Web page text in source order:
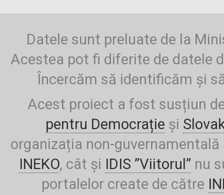
Datele sunt preluate de la
Acestea pot fi diferite de datele
Încercăm să identificăm și
Acest proiect a fost susțiun
pentru Democrație și
organizația non-
INEKO, cât și IDIS ”Viitorul” nu
portalelor create de către